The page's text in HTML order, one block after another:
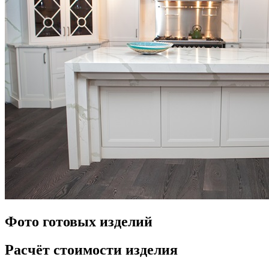
Фото готовых изделий
Расчёт стоимости изделия